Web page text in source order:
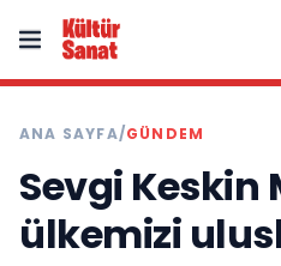
ANA SAYFA/GÜNDEM
Sevgi Keskin
ülkemizi